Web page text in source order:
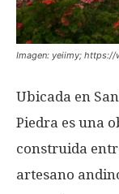
Imagen: yeiimy;
Ubicada en
Piedra es una
construida
artesano